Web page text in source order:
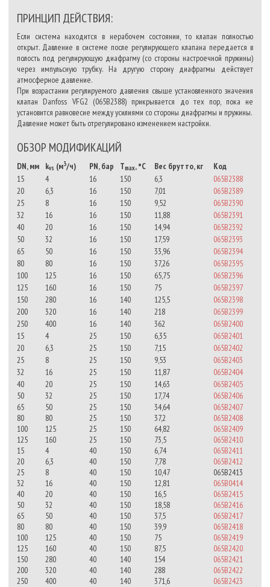
ПРИНЦИП ДЕЙСТВИЯ:
Если система находится в нерабочем состоянии, то клапан полностью
открыт. Давление в системе после регулирующего клапана передается в
полость под регулирующую диафрагму (со стороны настроечной пружины)
через импульсную трубку. На другую сторону диафрагмы действует
атмосферное давление.
При возрастании регулируемого давления свыше установленного значения
клапан Danfoss VFG2 (065B2388) прикрывается до тех пор, пока не
установится равновесие между усилиями со стороны диафрагмы и пружины.
Давление может быть отрегулировано изменением настройки.
ОБЗОР МОДИФИКАЦИЙ
DN, мм kvs (м3/ч) PN, бар Tmax, °C Вес брутто, кг
Код
15
4 16 150 6,3
065B2388
20
6,3 16 150 7,01
065B2389
25
8 16 150 9,52
065B2390
32
16 16 150 11,88
065B2391
40
20 16 150 14,94
065B2392
50
32 16 150 17,59
065B2393
65
50 16 150 33,96
065B2394
80
80 16 150 37,26
065B2395
100
125 16 150 65,75
065B2396
125
160 16 150 75
065B2397
150
280 16 140 125,5
065B2398
200
320 16 140 218
065B2399
250
400 16 140 362
065B2400
15
4 25 150 6,35
065B2401
20
6,3 25 150 7,15
065B2402
25
8 25 150 9,53
065B2403
32
16 25 150 11,87
065B2404
40
20 25 150 14,63
065B2405
50
32 25 150 17,74
065B2406
65
50 25 150 34,64
065B2407
80
80 25 150 37,2
065B2408
100
125 25 150 64,82
065B2409
125
160 25 150 73,5
065B2410
15
4 40 150 6,74
065B2411
20
6,3 40 150 7,78
065B2412
25
8 40 150 10,47
065B2413
32
16 40 150 12,81
065B0414
40
20 40 150 16,5
065B2415
50
32 40 150 18,58
065B2416
65
50 40 150 37,5
065B2417
80
80 40 150 39,9
065B2418
100
125 40 150 75
065B2419
125
160 40 150 87,5
065B2420
150
280 40 140 154
065B2421
200
320 40 140 288
065B2422
250
400 40 140 371,6 065B2423